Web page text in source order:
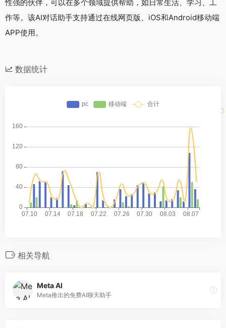
性强的伙伴，可以在多个领域提供帮助，如日常生活、学习、工
作等。该AI对话助手支持通过在线网页版、iOS和Android移动端
APP使用。
数据统计
相关导航
Meta AI
Meta推出的免费AI聊天助手